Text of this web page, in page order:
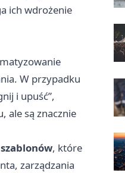
ich wdrożenie
W przypadku
i upuść”,
ale są znacznie
, które
zarządzania